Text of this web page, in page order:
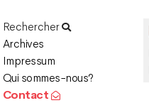
Rechercher
Archives
Impressum
Qui sommes-nous?
Contact